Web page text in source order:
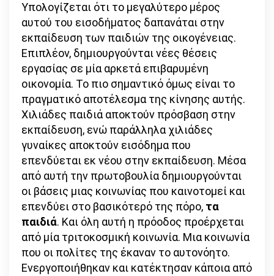
Υπολογίζεται ότι το μεγαλύτερο μέρος
αυτού του εισοδήματος δαπανάται στην
εκπαίδευση των παιδιών της οικογένειας.
Επιπλέον, δημιουργούνται νέες θέσεις
εργασίας σε μία αρκετά επιβαρυμένη
οικονομία. Το πιο σημαντικό όμως είναι το
πραγματικό αποτέλεσμα της κίνησης αυτής.
Χιλιάδες παιδιά αποκτούν πρόσβαση στην
εκπαίδευση, ενώ παράλληλα χιλιάδες
γυναίκες αποκτούν εισόδημα που
επενδύεται εκ νέου στην εκπαίδευση. Μέσα
από αυτή την πρωτοβουλία δημιουργούνται
οι βάσεις μιας κοινωνίας που καινοτομεί και
επενδύει στο βασικότερό της πόρο, τα
παιδιά. Και όλη αυτή η πρόοδος προέρχεται
από μία τριτοκοσμική κοινωνία. Μια κοινωνία
που οι πολίτες της έκαναν το αυτονόητο.
Ενεργοποιήθηκαν και κατέκτησαν κάποια από